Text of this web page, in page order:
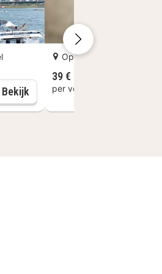
Hop-Off ticket
Bekijk Düsseldorf: Riviercruise
Op 1 km van het hotel
39 €
per volwassene